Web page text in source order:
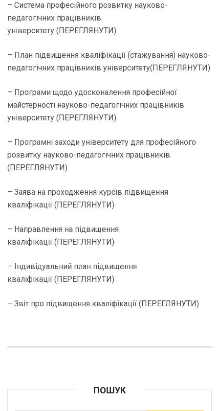
– Система професійного розвитку науково-
педагогічних працівників
університету (ПЕРЕГЛЯНУТИ)
– План підвищення кваліфікації (стажування) науково-
педагогічних працівників університету(ПЕРЕГЛЯНУТИ)
– Програми щодо удосконалення професійної
майстерності науково-педагогічних працівників
університету (ПЕРЕГЛЯНУТИ)
– Програмні заходи університету для професійного
розвитку науково-педагогічних працівників
(ПЕРЕГЛЯНУТИ)
– Заява на проходження курсів підвищення
кваліфікації (ПЕРЕГЛЯНУТИ)
– Направлення на підвищення
кваліфікації (ПЕРЕГЛЯНУТИ)
– Індивідуальний план підвищення
кваліфікації (ПЕРЕГЛЯНУТИ)
– Звіт про підвищення кваліфікації (ПЕРЕГЛЯНУТИ)
ПОШУК